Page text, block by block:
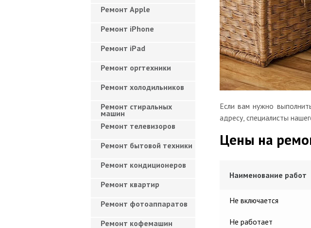
Если вам нужно
адресу, специалисты
Цены на
Наименование работ
Не включается
Не работает
Ремонт Apple
Ремонт iPhone
Ремонт iPad
Ремонт оргтехники
Ремонт холодильников
Ремонт стиральных
машин
Ремонт телевизоров
Ремонт бытовой техники
Ремонт кондиционеров
Ремонт квартир
Ремонт фотоаппаратов
Ремонт кофемашин